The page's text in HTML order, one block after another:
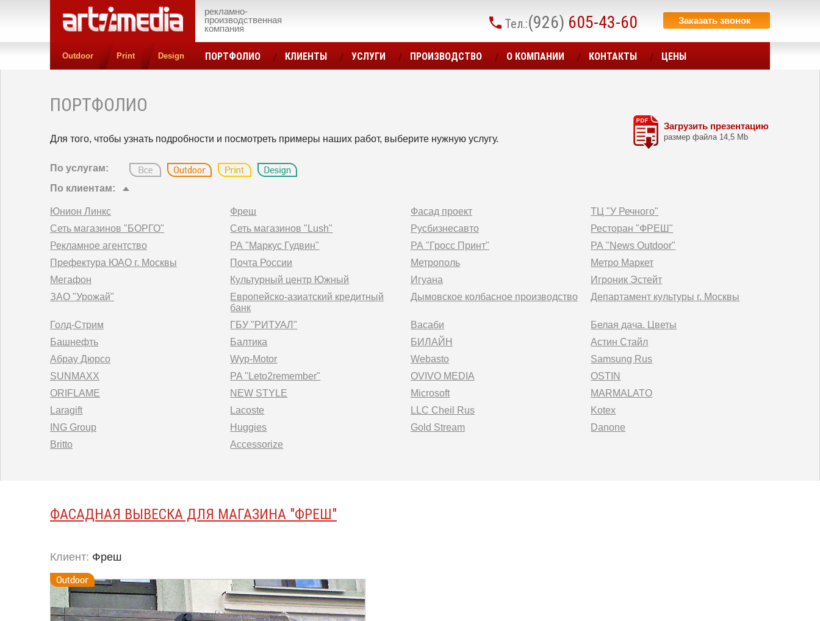
рекламно-
производственная
компания
Заказать звонок
Тел.:(926) 605-43-60
Outdoor Print Design ПОРТФОЛИО КЛИЕНТЫ УСЛУГИ ПРОИЗВОДСТВО О КОМПАНИИ КОНТАКТЫ ЦЕНЫ
ПОРТФОЛИО
Для того, чтобы узнать подробности и посмотреть примеры наших работ, выберите нужную услугу.
Загрузить презентацию
размер файла 14,5 Mb
По услугам:
По клиентам:
Юнион Линкс Фреш Фасад проект
ТЦ "У Речного"
Сеть магазинов "БОРГО"
Сеть магазинов "Lush" Русбизнесавто
Ресторан "ФРЕШ"
Рекламное агентство
РА "Маркус Гудвин" РА "Гросс Принт"
РА "News Outdoor"
Префектура ЮАО г. Москвы
Почта России Метрополь
Метро Маркет
Мегафон
Культурный центр Южный Игуана
Игроник Эстейт
ЗАО "Урожай"
Европейско-азиатский кредитный
банк
Дымовское колбасное производство Департамент культуры г. Москвы
Голд-Стрим ГБУ "РИТУАЛ" Васаби
Белая дача. Цветы
Башнефть
Балтика БИЛАЙН
Астин Стайл
Абрау Дюрсо
Wyp-Motor Webasto
Samsung Rus
SUNMAXX
PA "Leto2remember" OVIVO MEDIA
OSTIN
ORIFLAME
NEW STYLE Microsoft
MARMALATO
Laragift
Lacoste LLC Cheil Rus
Kotex
ING Group
Huggies Gold Stream
Danone
Britto
Accessorize
ФАСАДНАЯ ВЫВЕСКА ДЛЯ МАГАЗИНА ″ФРЕШ″
Клиент: Фреш